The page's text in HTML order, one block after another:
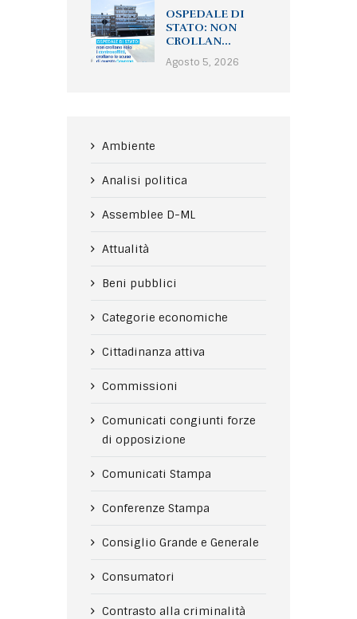
OSPEDALE DI
STATO: NON
CROLLAN...
Agosto 5, 2026
Ambiente
Analisi politica
Assemblee D-ML
Attualità
Beni pubblici
Categorie economiche
Cittadinanza attiva
Commissioni
Comunicati congiunti forze
di opposizione
Comunicati Stampa
Conferenze Stampa
Consiglio Grande e Generale
Consumatori
Contrasto alla criminalità